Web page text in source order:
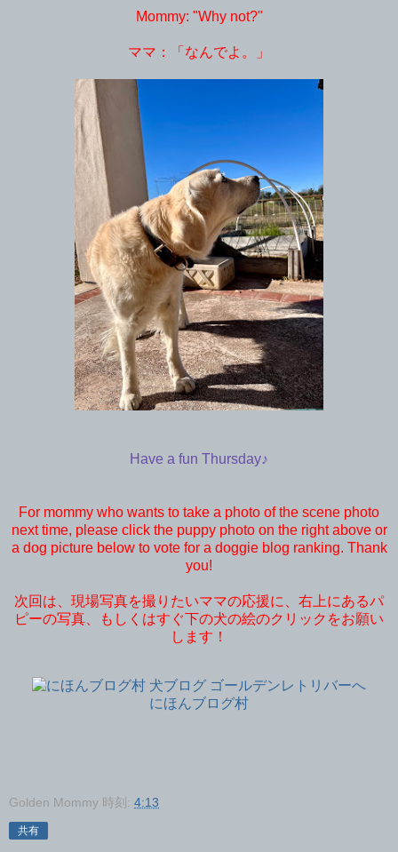
Mommy: "Why not?"
ママ：「なんでよ。」
Have a fun Thursday♪
For mommy who wants to take a photo of the scene photo
next time, please click the puppy photo on the right above or
a dog picture below to vote for a doggie blog ranking. Thank
you!
次回は、現場写真を撮りたいママの応援に、右上にあるパ
ピーの写真、もしくはすぐ下の犬の絵のクリックをお願い
します！
にほんブログ村
Golden Mommy 時刻: 4:13
共有